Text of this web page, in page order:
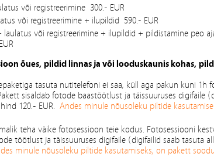
või registreerimine 300.- EUR
või registreerimine + ilupildid 590.- EUR
laulatus või registreerimine + ilupildid + pildistamine peo
õues, pildid linnas ja või looduskaunis kohas,
tasuta nutitelefoni ei saa, küll aga pakun kuni 1h
sisaldab fotode baastöötlust ja täissuuruses digifaile
120.- EUR. Andes minule nõusoleku piltide
teha väike fotosessioon teie kodus. Fotosessiooni
töötlust ja täissuuruses digifaile (digifailid saab tasuta
minule nõusoleku piltide kasutamiseks, on pakett